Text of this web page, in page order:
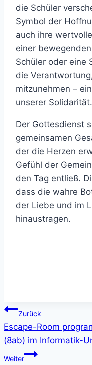
die Schüler
Symbol der
auch ihre
einer
Schüler oder eine
die
mitzunehmen –
unserer Solidarität.
Der Gottesdienst
gemeinsamen
der die Herzen
Gefühl der
den Tag entließ.
dass die wahre
der Liebe und im
hinaustragen.
Zurück
Escape-Room
(8ab) im Informatik-
Weiter